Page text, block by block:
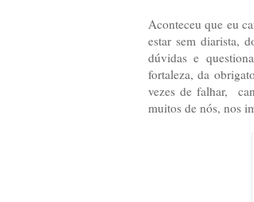
Aconteceu que eu
estar sem diarista,
dúvidas e
fortaleza, da
vezes de falhar,
muitos de nós, nos